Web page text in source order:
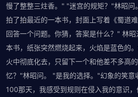
慢了整整三炷香。" "迷宫的规矩？"林昭
拍了拍最近的一本书，封面上写着《蜀道
回答一个问题。你猜，答案是什么？" 林
本书，纸张突然燃烧起来，火焰是蓝色的
火中彻底化去，只留下一个和他差不多高
忆？"林昭问。 "是我的选择。"幻象的笑
100那天，我感受到规则在侵入我的意识